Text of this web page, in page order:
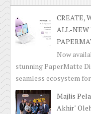
CREATE,
ALL-NEW
Now
stunning PaperMatte
seamless ecosystem
Majlis
Akhir"